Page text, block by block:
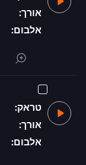
אורך:
אלבום:
טראק:
אורך:
אלבום: